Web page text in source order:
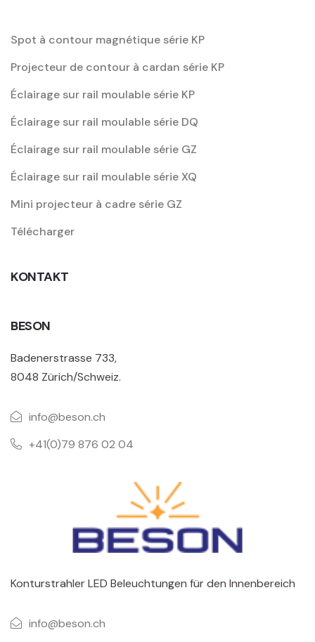
Spot à contour magnétique série KP
Projecteur de contour à cardan série KP
Éclairage sur rail moulable série KP
Éclairage sur rail moulable série DQ
Éclairage sur rail moulable série GZ
Éclairage sur rail moulable série XQ
Mini projecteur à cadre série GZ
Télécharger
KONTAKT
BESON
Badenerstrasse 733,
8048 Zürich/Schweiz.
info@beson.ch
+41(0)79 876 02 04
Konturstrahler LED Beleuchtungen für den Innenbereich
info@beson.ch